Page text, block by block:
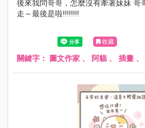
後來我問哥哥，怎麼沒有牽著妹妹 哥
走～最後是啦!!!!!!!!
收藏
關鍵字： 圖文作家 、 阿貓 、 插畫 、